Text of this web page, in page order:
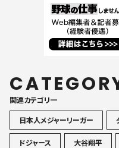
関連カテゴリ一
日本人メジャーリーガー
ドジャース 大谷翔平